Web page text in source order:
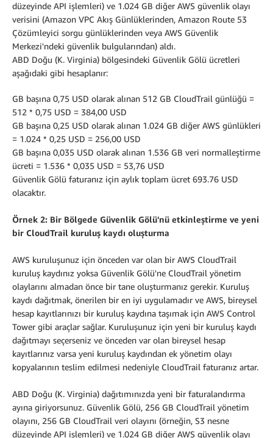
düzeyinde API işlemleri) ve 1.024 GB diğer AWS güvenlik olayı
verisini (Amazon VPC Akış Günlüklerinden, Amazon Route 53
Çözümleyici sorgu günlüklerinden veya AWS Güvenlik
Merkezi'ndeki güvenlik bulgularından) aldı.
ABD Doğu (K. Virginia) bölgesindeki Güvenlik Gölü ücretleri
aşağıdaki gibi hesaplanır:
GB başına 0,75 USD olarak alınan 512 GB CloudTrail günlüğü =
512 * 0,75 USD = 384,00 USD
GB başına 0,25 USD olarak alınan 1.024 GB diğer AWS günlükleri
= 1.024 * 0,25 USD = 256,00 USD
GB başına 0,035 USD olarak alınan 1.536 GB veri normalleştirme
ücreti = 1.536 * 0,035 USD = 53,76 USD
Güvenlik Gölü faturanız için aylık toplam ücret 693.76 USD
olacaktır.
Örnek 2: Bir Bölgede Güvenlik Gölü'nü etkinleştirme ve yeni
bir CloudTrail kuruluş kaydı oluşturma
AWS kuruluşunuz için önceden var olan bir AWS CloudTrail
kuruluş kaydınız yoksa Güvenlik Gölü'ne CloudTrail yönetim
olaylarını almadan önce bir tane oluşturmanız gerekir. Kuruluş
kaydı dağıtmak, önerilen bir en iyi uygulamadır ve AWS, bireysel
hesap kayıtlarınızı bir kuruluş kaydına taşımak için AWS Control
Tower gibi araçlar sağlar. Kuruluşunuz için yeni bir kuruluş kaydı
dağıtmayı seçerseniz ve önceden var olan bireysel hesap
kayıtlarınız varsa yeni kuruluş kaydından ek yönetim olayı
kopyalarının teslim edilmesi nedeniyle CloudTrail faturanız artar.
ABD Doğu (K. Virginia) dağıtımınızda yeni bir faturalandırma
ayına giriyorsunuz. Güvenlik Gölü, 256 GB CloudTrail yönetim
olayını, 256 GB CloudTrail veri olayını (örneğin, S3 nesne
düzeyinde API işlemleri) ve 1.024 GB diğer AWS güvenlik olayı